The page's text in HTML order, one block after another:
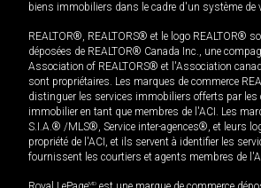
biens immobiliers dans le cadre d'un système de
REALTOR®, REALTORS® et le logo REALTOR®
déposées de REALTOR® Canada Inc., une
Association of REALTORS® et l'Association
sont propriétaires. Les marques de commerce
distinguer les services immobiliers offerts par les
immobilier en tant que membres de l'ACI. Les
S.I.A.® /MLS®, Service inter-agences®, et leurs
propriété de l'ACI, et ils servent à identifier les
fournissent les courtiers et agents membres de
MD